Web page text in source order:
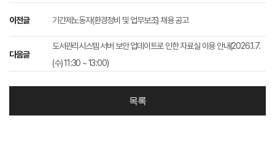
이전글 기간제노동자(환경정비 및 업무보조) 채용 공고
다음글
도서관리시스템 서버 보안 업데이트로 인한 자료실 이용 안내(2026.1.7.
(수) 11:30 ~ 13:00)
목록